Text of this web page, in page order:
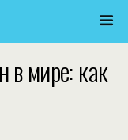
в мире: как